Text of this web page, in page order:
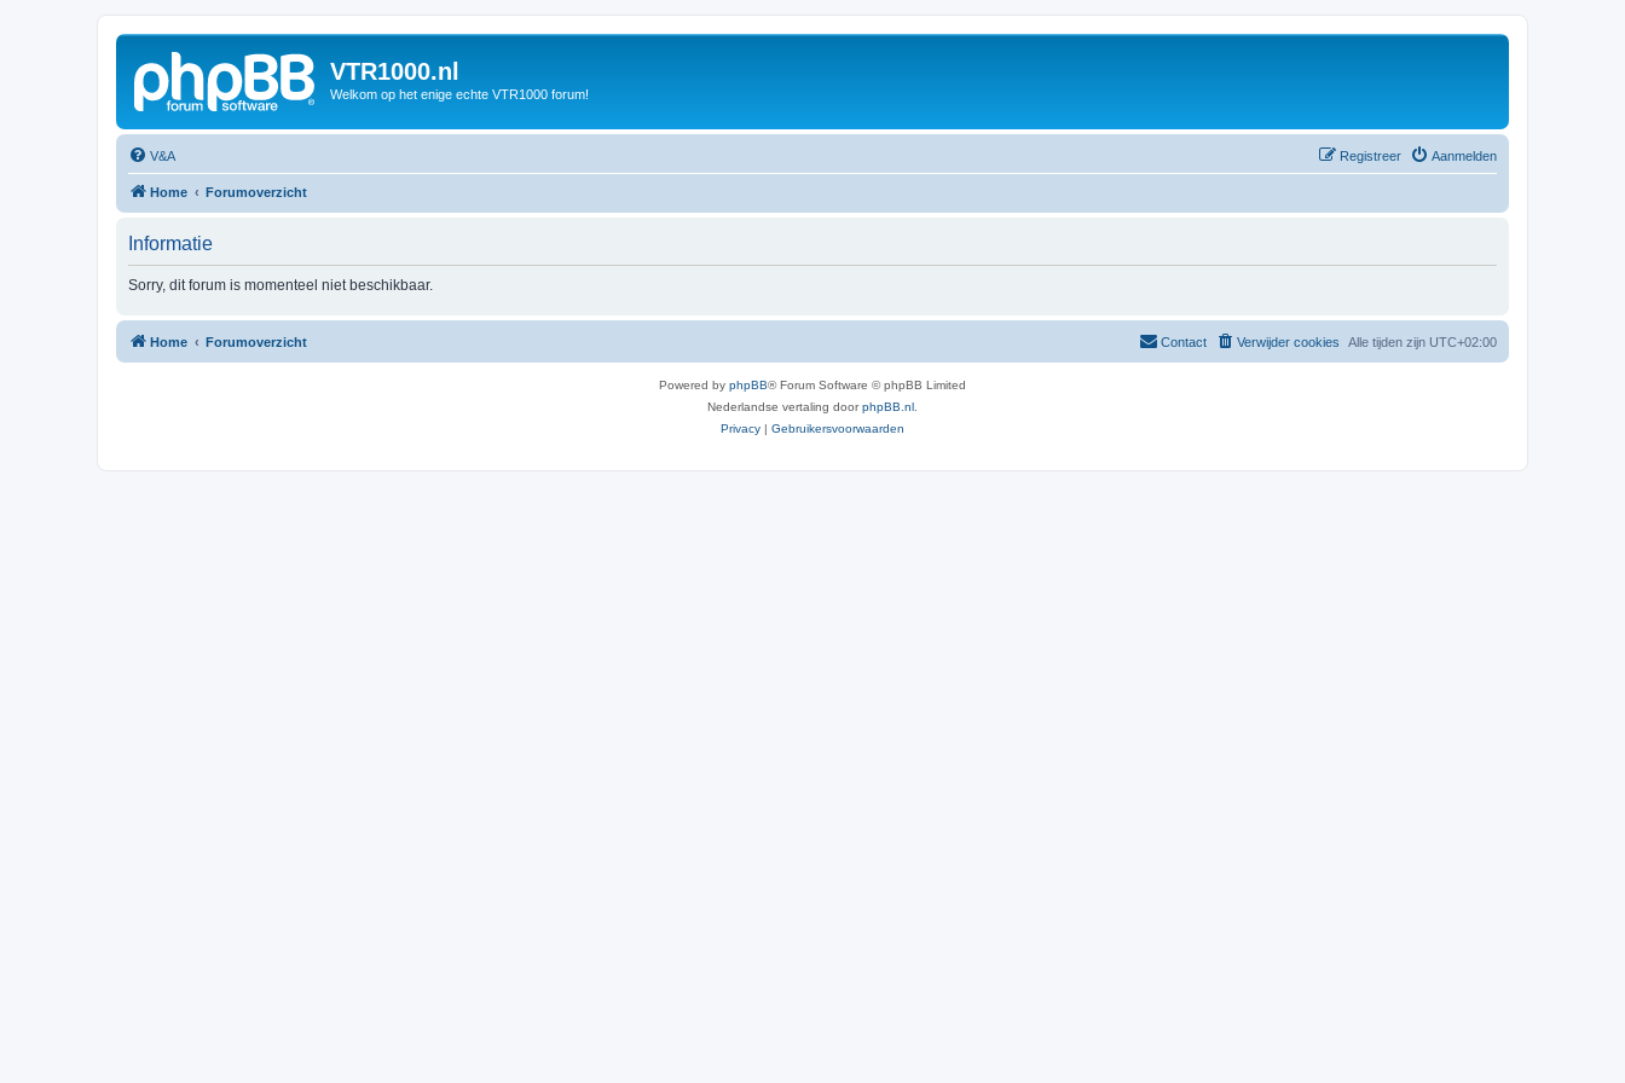
VTR1000.nl
Welkom op het enige echte VTR1000 forum!
V&A Aanmelden
Registreer
Home Forumoverzicht
Informatie
Sorry, dit forum is momenteel niet beschikbaar.
Home Forumoverzicht Alle tijden zijn UTC+02:00
Verwijder cookies
Contact
Powered by phpBB® Forum Software © phpBB Limited
Nederlandse vertaling doorphpBB.nl
Privacy | Gebruikersvoorwaarden